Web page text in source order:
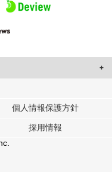
合わせたコンテンツや広告の
に提供しています。
ナーに提供した他の情報や、
きに収集した他の情報を組み
個人情報保護方針
採用情報